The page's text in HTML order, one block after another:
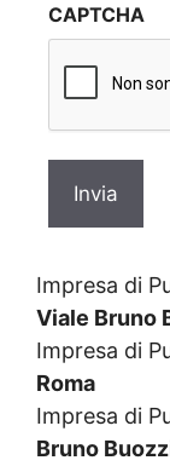
privacy
CAPTCHA
Impresa di
Viale Bruno
Impresa di
Roma
Impresa di
Bruno